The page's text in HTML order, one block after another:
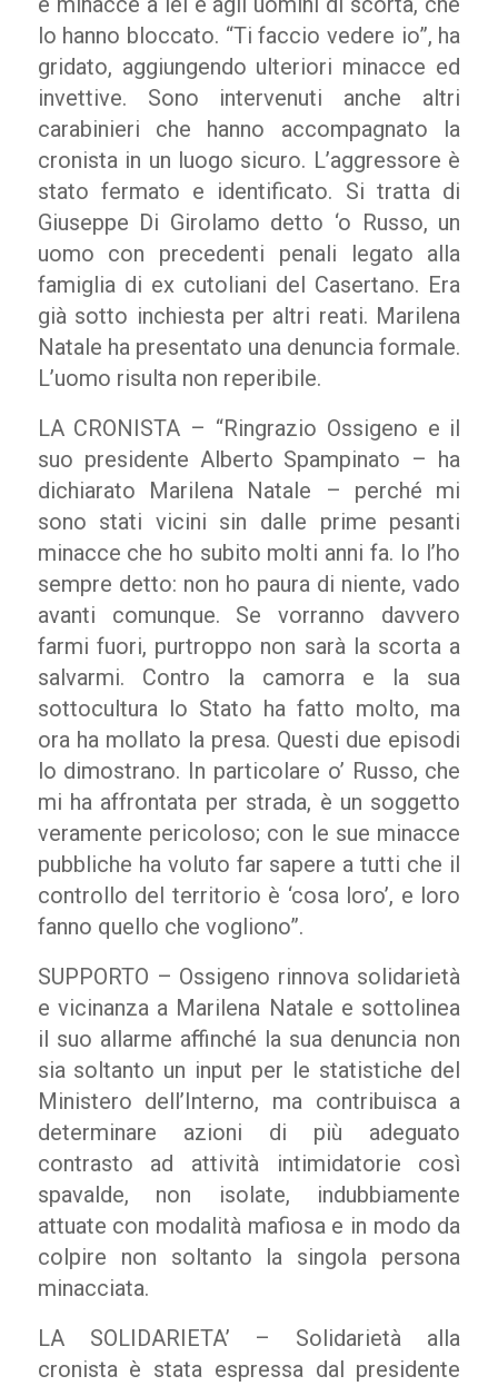
lo hanno bloccato. “Ti faccio vedere io”, ha
gridato, aggiungendo ulteriori minacce ed
invettive. Sono intervenuti anche altri
carabinieri che hanno accompagnato la
cronista in un luogo sicuro. L’aggressore è
stato fermato e identificato. Si tratta di
Giuseppe Di Girolamo detto ‘o Russo, un
uomo con precedenti penali legato alla
famiglia di ex cutoliani del Casertano. Era
già sotto inchiesta per altri reati. Marilena
Natale ha presentato una denuncia formale.
L’uomo risulta non reperibile.
LA CRONISTA – “Ringrazio Ossigeno e il
suo presidente Alberto Spampinato – ha
dichiarato Marilena Natale – perché mi
sono stati vicini sin dalle prime pesanti
minacce che ho subito molti anni fa. Io l’ho
sempre detto: non ho paura di niente, vado
avanti comunque. Se vorranno davvero
farmi fuori, purtroppo non sarà la scorta a
salvarmi. Contro la camorra e la sua
sottocultura lo Stato ha fatto molto, ma
ora ha mollato la presa. Questi due episodi
lo dimostrano. In particolare o’ Russo, che
mi ha affrontata per strada, è un soggetto
veramente pericoloso; con le sue minacce
pubbliche ha voluto far sapere a tutti che il
controllo del territorio è ‘cosa loro’, e loro
fanno quello che vogliono”.
SUPPORTO – Ossigeno rinnova solidarietà
e vicinanza a Marilena Natale e sottolinea
il suo allarme affinché la sua denuncia non
sia soltanto un input per le statistiche del
Ministero dell’Interno, ma contribuisca a
determinare azioni di più adeguato
contrasto ad attività intimidatorie così
spavalde, non isolate, indubbiamente
attuate con modalità mafiosa e in modo da
colpire non soltanto la singola persona
minacciata.
LA SOLIDARIETA’ – Solidarietà alla
cronista è stata espressa dal presidente